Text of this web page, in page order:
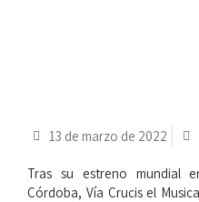
13 de marzo de 2022
Tras su estreno mundial
Córdoba, Vía Crucis el